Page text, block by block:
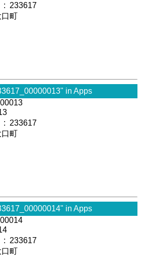
: 233617
町
in Apps
: 233617
町
in Apps
: 233617
町